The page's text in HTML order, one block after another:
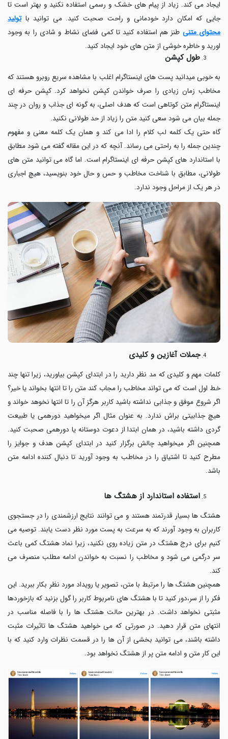
ایجاد می کند. زیاد از پیام های خشک و رسمی استفاده نکنید و بهتر است تا
جایی که امکان دارد خودمانی و راحت صحبت کنید. می توانید باتولید
محتوای متنی طنز هم استفاده کنید تا کمی فضای نشاط و شادی را به وجود
اورید و خاطره خوشی از متن های خود ایجاد کنید.
طول کپشن
به خوبی میدانید پست های اینستاگرام اغلب با مشاهده سریع روبرو هستند که
مخاطب زمان زیادی را صرف خواندن کپشن نخواهد کرد. کپشن حرفه ای
اینستاگرام متن کوتاهی است که هدف اصلی، به گونه ای جذاب و روان در چند
جمله بیان می شود سعی کنید متن را زیاد از حد طولانی نکنید.
گاه حتی یک کلمه لب کلام را ادا می کند و همان یک کلمه معنی و مفهوم
چندین جمله را به راحتی می رساند. آنچه که در این مقاله گفته می شود مطابق
با استاندارد های کپشن حرفه ای اینستاگرام است. اما گاه می توانید متن های
طولانی، مطابق با شناخت مخاطب و حس و حال خود بنویسید، هیچ اجباری
در هر یک از مراحل وجود ندارد.
جملات آغازین و کلیدی
کلمات مهم و کلیدی که مد نظر دارید را در ابتدای کپشن بیاورید، زیرا تنها چند
خط اول است که می تواند مخاطب را مجاب کند متن را تا انتها بخواند یا خیر؟
اگر شروع موفق و جذابی نداشته باشید کاربر هرگز آن را تا انتها نخوهد خواند و
هیچ جذابیتی براش ندارد. به عنوان مثال اگر میخواهید دورهمی یا طبیعت
گردی داشته باشید، در همان ابتدا از دعوت دوستانه یا دورهمی صحبت کنید.
همچنین اگر میخواهید چالش برگزار کنید در ابتدای کپشن هدف و جوایز را
مطرح کنید تا اشتیاق را در مخاطب به وجود آورید تا دنبال کننده ادامه متن
باشد.
استفاده استاندارد از هشتگ ها
هشتگ ها بسیار قدرتمند هستند و می توانند نتایج ارزشمندی را در جستجوی
کاربران به وجود آورند که به سرعت به پست مورد نظر دست یابند. توصیه می
کنیم برای درج هشتگ در متن زیاده روی نکنید، زیرا نماد هشتگ کمی باعث
سر درگمی می شود و مخاطب را نسبت به خواندن ادامه مطلب منصرف می
کند.
همچنین هشتگ ها را مرتبط با متن، تصویر یا رویداد مورد نظر بکار ببرید. این
فکر را از سر،دور کنید تا با هشتگ های نامربوط کاربر را گول بزنید که بازخوردها
مثبتی نخواهد داشت. در بهترین حالت هشتگ ها را با فاصله مناسب در
انتهای متن قرار دهید. در صورتی که می خواهید هشتگ ها تاثیرات مثبت
داشته باشند، می توانید بخشی از آن ها را در قسمت نظرات وارد کنید که با
این کار متن و ادامه متن پر از هشتگ نخواهد بود.